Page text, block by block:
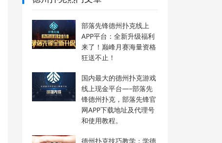
部落先锋德州扑克线上
APP平台：全新升级福利
来了！巅峰月赛海量资格
狂送不止！
国内最大的德州扑克游戏
线上现金平台—–部落先
锋德州扑克，部落先锋官
网APP下载地址及代理号
和使用教程。
德州扑克技巧教学：学德